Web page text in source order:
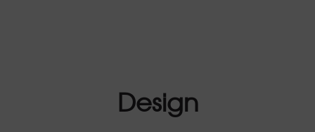
Design